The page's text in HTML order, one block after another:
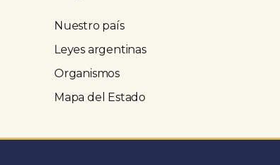
Nuestro país
Leyes argentinas
Organismos
Mapa del Estado